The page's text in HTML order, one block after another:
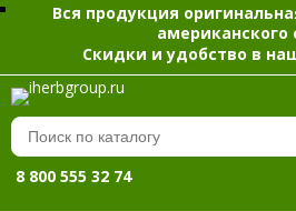
Вся продукция
американского
Скидки и удобство в
8 800 555 32 74